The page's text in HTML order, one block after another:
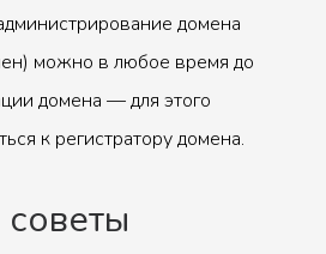
домена
можно в любое время до
домена — для этого
к регистратору домена.